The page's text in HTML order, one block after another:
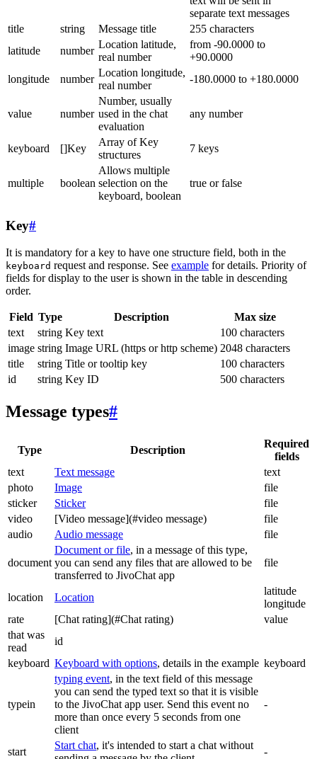
separate text messages
title
string Message title
255 characters
latitude
number
Location latitude,
real number
from -90.0000 to
+90.0000
longitude
number
Location longitude,
real number
-180.0000 to +180.0000
value number
Number, usually
used in the chat
evaluation
any number
keyboard []Key
Array of Key
structures
7 keys
multiple boolean
Allows multiple
selection on the
keyboard, boolean
true or false
Key#
It is mandatory for a key to have one structure field, both in the
keyboard request and response. See example for details. Priority of
fields for display to the user is shown in the table in descending
order.
Field Type Description
Max size
text
string Key text
100 characters
image string Image URL (https or http scheme) 2048 characters
title
string Title or tooltip key
100 characters
id
string Key ID 500 characters
Message types#
Type Description
Required
fields
text
Text message
text
photo
Image
file
sticker
Sticker
file
video
[Video message](#video message)
file
audio
Audio message file
document
Document or file, in a message of this type,
you can send any files that are allowed to be
transferred to JivoChat app
file
location Location
latitude
longitude
rate
[Chat rating](#Chat rating)
value
that was
read
id
keyboard Keyboard with options, details in the example keyboard
typein
typing event, in the text field of this message
you can send the typed text so that it is visible
to the JivoChat app user. Send this event no
more than once every 5 seconds from one
client
-
start
Start chat, it's intended to start a chat without
-